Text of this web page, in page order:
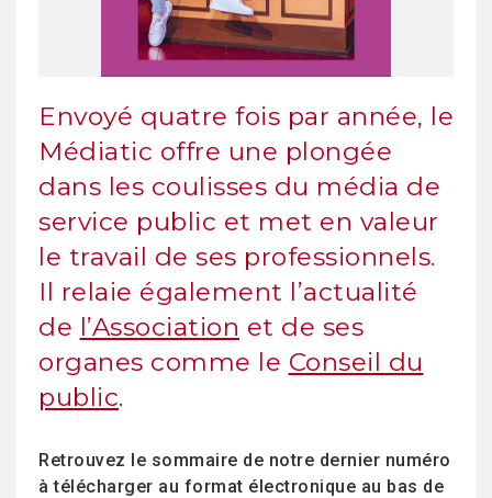
Envoyé quatre fois par année, le
Médiatic offre une plongée
dans les coulisses du média de
service public et met en valeur
le travail de ses professionnels.
Il relaie également l’actualité
de l’Association et de ses
organes comme le Conseil du
public.
Retrouvez le sommaire de notre dernier numéro
à télécharger au format électronique au bas de